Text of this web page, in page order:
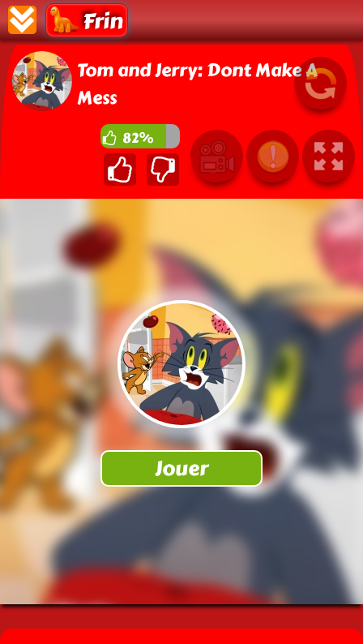
Frin
Tom and Jerry: Dont Make A
Mess
82%